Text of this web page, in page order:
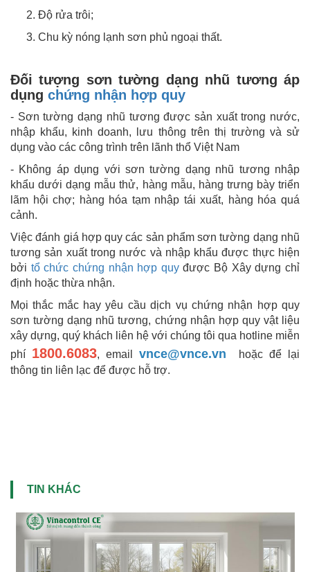
Độ rửa trôi;
Chu kỳ nóng lạnh sơn phủ ngoại thất.
Đối tượng sơn tường dạng nhũ tương áp
dụng chứng nhận hợp quy
- Sơn tường dạng nhũ tương được sản xuất trong nước,
nhập khẩu, kinh doanh, lưu thông trên thị trường và sử
dụng vào các công trình trên lãnh thổ Việt Nam
- Không áp dụng với sơn tường dạng nhũ tương nhập
khẩu dưới dạng mẫu thử, hàng mẫu, hàng trưng bày triển
lãm hội chợ; hàng hóa tạm nhập tái xuất, hàng hóa quá
cảnh.
Việc đánh giá hợp quy các sản phẩm sơn tường dạng nhũ
tương sản xuất trong nước và nhập khẩu được thực hiện
bởi tổ chức chứng nhận hợp quyđược Bộ Xây dựng chỉ
định hoặc thừa nhận.
Mọi thắc mắc hay yêu cầu dịch vụ chứng nhận hợp quy
sơn tường dạng nhũ tương, chứng nhận hợp quy vật liệu
xây dựng, quý khách liên hệ với chúng tôi qua hotline miễn
phí 1800.6083, email vnce@vnce.vn hoặc để lại
thông tin liên lạc để được hỗ trợ.
TIN KHÁC